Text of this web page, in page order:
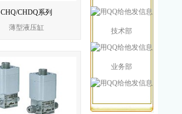
CHQ/CHDQ系列
薄型液压缸
技术部
业务部